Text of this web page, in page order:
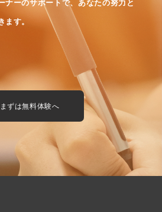
ナーのサポートで、あなたの努力と
ます。
まずは無料体験へ